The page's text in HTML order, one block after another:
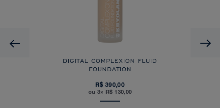
Previous
DIGITAL COMPLEXION FLUID
FOUNDATION
R$ 390,00
ou 3× R$ 130,00